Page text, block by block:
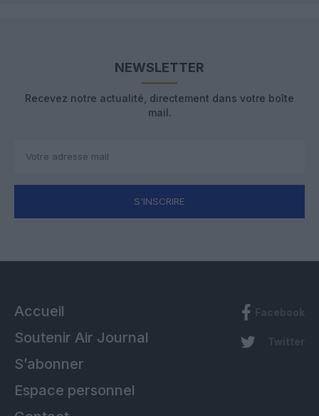
NEWSLETTER
Recevez notre actualité, directement dans votre boîte
mail.
S'INSCRIRE
Accueil
Soutenir Air Journal
S’abonner
Espace personnel